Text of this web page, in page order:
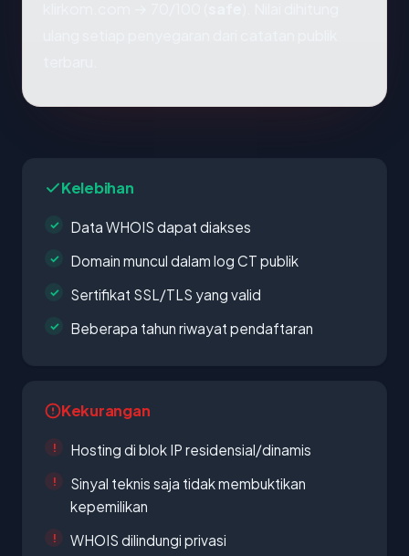
Kelebihan
Data WHOIS dapat diakses
Domain muncul dalam log CT publik
Sertifikat SSL/TLS yang valid
Beberapa tahun riwayat pendaftaran
Kekurangan
Hosting di blok IP residensial/dinamis
Sinyal teknis saja tidak membuktikan
kepemilikan
WHOIS dilindungi privasi